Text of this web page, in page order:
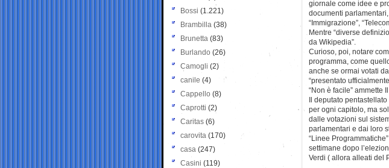
giornale come idee e
documenti
“Immigrazione”,
Mentre “diverse
da Wikipedia”.
Curioso, poi, notare
programma, come
anche se ormai votati
“presentato
“Non è facile” ammette
Il deputato
per ogni capitolo, ma
dalle votazioni sul
parlamentari e dai loro
“Linee
settimane dopo
Verdi ( allora alleati del
Bossi (1.221)
Brambilla (38)
Brunetta (83)
Burlando (26)
Camogli (2)
canile (4)
Cappello (8)
Caprotti (2)
Caritas (6)
carovita (170)
casa (247)
Casini (119)